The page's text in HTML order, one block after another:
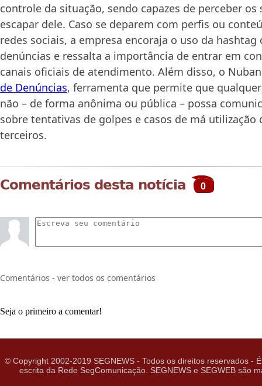
controle da situação, sendo capazes de perceber
escapar dele. Caso se deparem com perfis ou
redes sociais, a empresa encoraja o uso da hashtag
denúncias e ressalta a importância de entrar em
canais oficiais de atendimento. Além disso, o
de Denúncias, ferramenta que permite que
não – de forma anônima ou pública – possa
sobre tentativas de golpes e casos de má utilização
terceiros.
Comentários desta notícia 0
Comentários - ver todos os comentários
Seja o primeiro a comentar!
© Copyright 2002-2019 SEGNEWS - Todos os direitos reservados
escrita da Rede SegComunicação. SEGNEWS e SEGWEB